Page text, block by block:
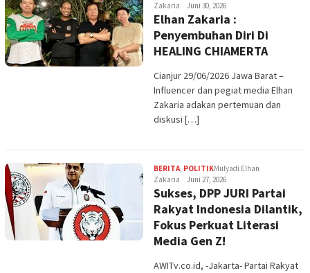
Zakaria
Juni 30, 2026
Elhan Zakaria :
Penyembuhan Diri Di
HEALING CHIAMERTA
Cianjur 29/06/2026 Jawa Barat –
Influencer dan pegiat media Elhan
Zakaria adakan pertemuan dan
diskusi […]
BERITA, POLITIKMulyadi Elhan
Zakaria
Juni 27, 2026
Sukses, DPP JURI Partai
Rakyat Indonesia Dilantik,
Fokus Perkuat Literasi
Media Gen Z!
AWITv.co.id, -Jakarta- Partai Rakyat